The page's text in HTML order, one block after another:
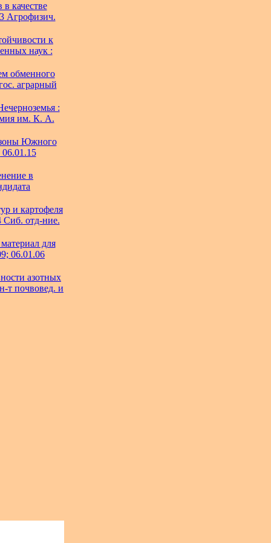
качестве
Агрофизич.
к
наук :
обменного
аграрный
:
им. К. А.
зоны Южного
06.01.15
в
и картофеля
Сиб. отд-ние.
для
06.01.06
азотных
т почвовед. и